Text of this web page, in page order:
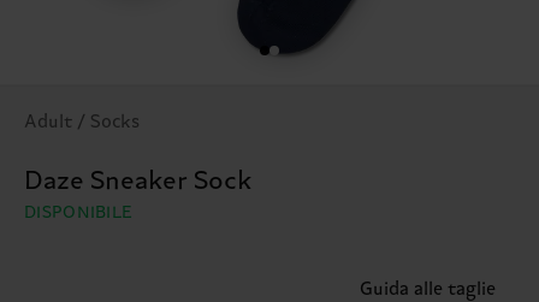
Adult / Socks
Daze Sneaker Sock
DISPONIBILE
Guida alle taglie